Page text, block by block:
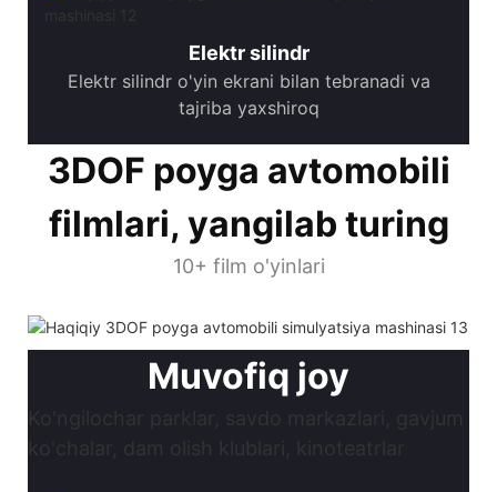
Elektr silindr
Elektr silindr o'yin ekrani bilan tebranadi va
tajriba yaxshiroq
3DOF poyga avtomobili
filmlari, yangilab turing
10+ film o'yinlari
Muvofiq joy